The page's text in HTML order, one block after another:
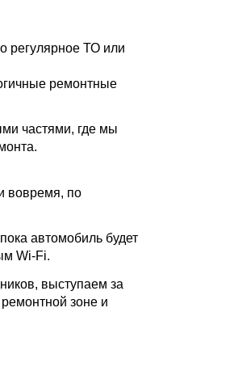
регулярное ТО или
ремонтные
частями, где мы
вовремя, по
автомобиль будет
Wi-Fi.
выступаем за
зоне и